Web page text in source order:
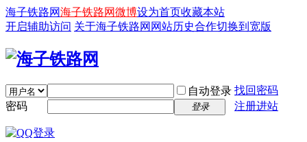
海子铁路网海子铁路网微博设为首页收藏本站
开启辅助访问 关于海子铁路网 网站历史合作切换到宽版
自动登录 找回密码
密码
登录 注册进站